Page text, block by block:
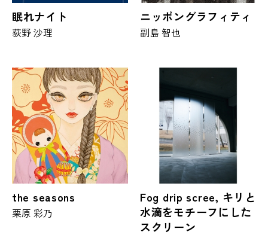
眠れナイト
荻野 沙理
ニッポングラフィティ
副島 智也
the seasons
栗原 彩乃
Fog drip scree, キリと
水滴をモチーフにした
スクリーン